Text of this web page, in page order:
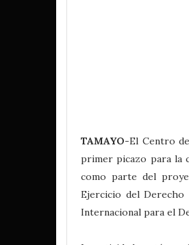
TAMAYO-El Centro
primer picazo para la
como parte del
Ejercicio del Derecho
Internacional para el